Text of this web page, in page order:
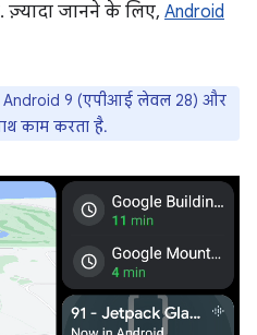
जानने के लिए, Android
Android 9 (एपीआई लेवल 28) और
काम करता है.